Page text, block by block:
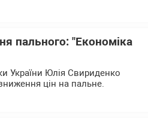
пального: "Економіка
України Юлія Свириденко
цін на пальне.